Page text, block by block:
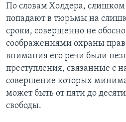
По словам Холдера,
попадают в тюрьмы на
сроки, совершенно не
соображениями охраны
внимания его речи были
преступления, связанные с
совершение которых
может быть от пяти до
свободы.